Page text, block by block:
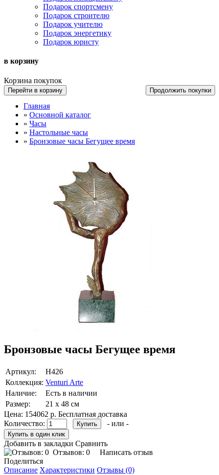
Подарок спортсмену
Подарок строителю
Подарок учителю
Подарок энергетику
Подарок юристу
в корзину
Корзина покупок
Перейти в корзину Продолжить покупки
Главная
» Основной каталог
» Часы
» Настольные часы
» Бронзовые часы Бегущее время
Бронзовые часы Бегущее время
Артикул:
Н426
Коллекция: Venturi Arte
Наличие:
Есть в наличии
Размер:
21 х 48 см
Цена: 154062 р. Бесплатная доставка
Количество:
- или -
Добавить в закладки Сравнить
Отзывов: 0
Написать отзыв
Поделиться
Описание Характеристики Отзывы (0)